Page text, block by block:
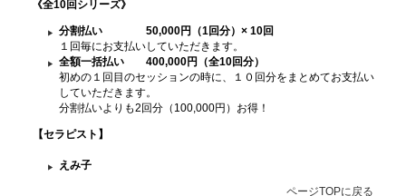
《全10回シリーズ》
分割払い 50,000円（1回分）× 10回
１回毎にお支払いしていただきます。
全額一括払い 400,000円（全10回分）
初めの１回目のセッションの時に、１０回分をまとめてお支払い
していただきます。
分割払いよりも2回分（100,000円）お得！
【セラピスト】
えみ子
ページTOPに戻る